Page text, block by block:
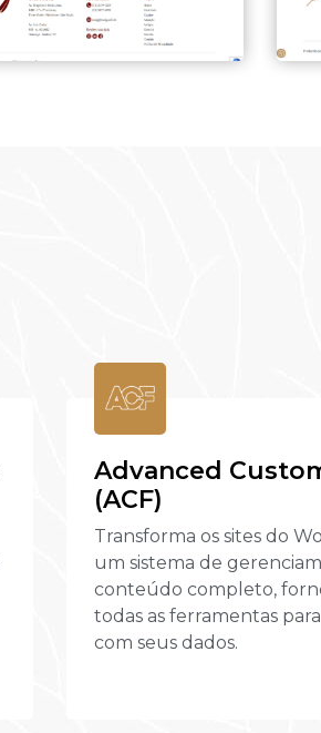
Advanced
(ACF)
Transforma os sites do
um sistema de
conteúdo completo,
todas as ferramentas
com seus dados.